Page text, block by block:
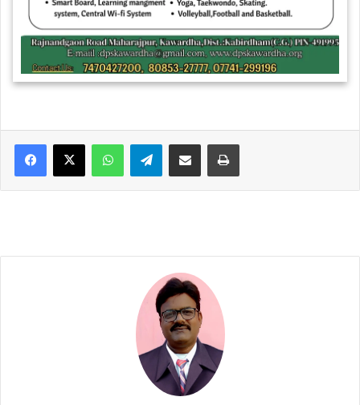
WhatsAppTelegramShare via Email Print